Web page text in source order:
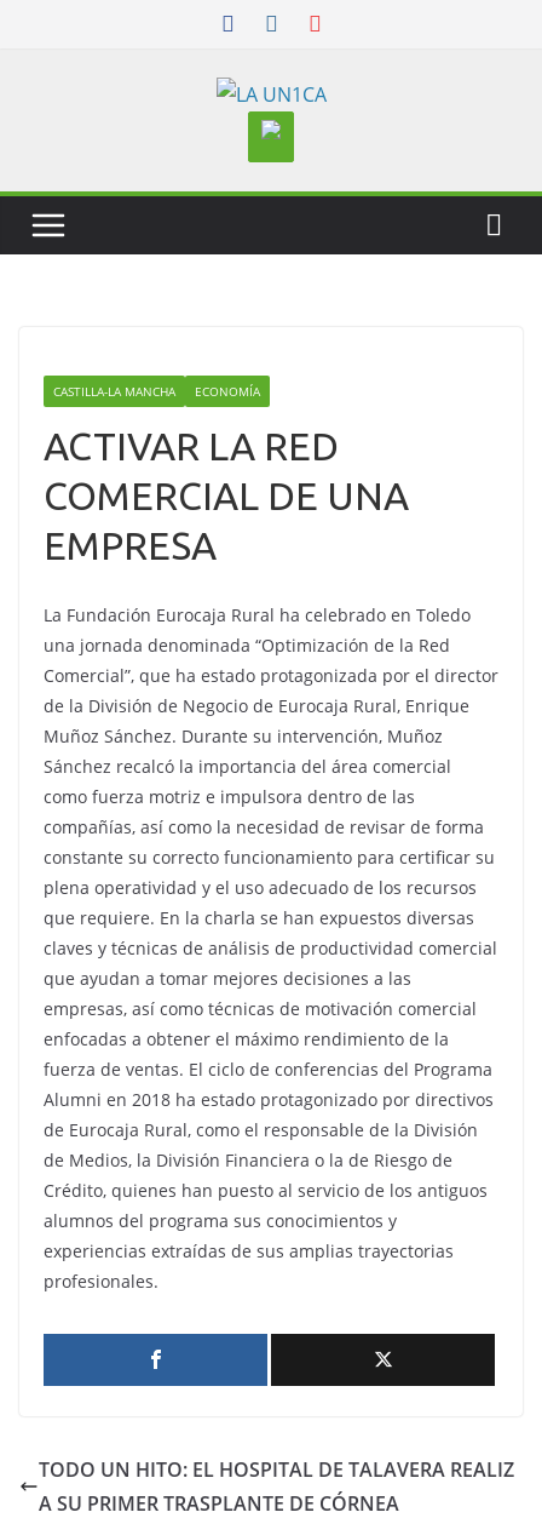
CASTILLA-LA MANCHA ECONOMÍA
ACTIVAR LA RED
COMERCIAL DE UNA
EMPRESA
La Fundación Eurocaja Rural ha celebrado en Toledo
una jornada denominada “Optimización de la Red
Comercial”, que ha estado protagonizada por el director
de la División de Negocio de Eurocaja Rural, Enrique
Muñoz Sánchez. Durante su intervención, Muñoz
Sánchez recalcó la importancia del área comercial
como fuerza motriz e impulsora dentro de las
compañías, así como la necesidad de revisar de forma
constante su correcto funcionamiento para certificar su
plena operatividad y el uso adecuado de los recursos
que requiere. En la charla se han expuestos diversas
claves y técnicas de análisis de productividad comercial
que ayudan a tomar mejores decisiones a las
empresas, así como técnicas de motivación comercial
enfocadas a obtener el máximo rendimiento de la
fuerza de ventas. El ciclo de conferencias del Programa
Alumni en 2018 ha estado protagonizado por directivos
de Eurocaja Rural, como el responsable de la División
de Medios, la División Financiera o la de Riesgo de
Crédito, quienes han puesto al servicio de los antiguos
alumnos del programa sus conocimientos y
experiencias extraídas de sus amplias trayectorias
profesionales.
TODO UN HITO: EL HOSPITAL DE TALAVERA REALIZ
A SU PRIMER TRASPLANTE DE CÓRNEA